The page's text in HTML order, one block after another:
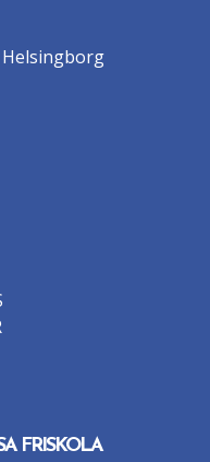
Helsingborg
FRISKOLA